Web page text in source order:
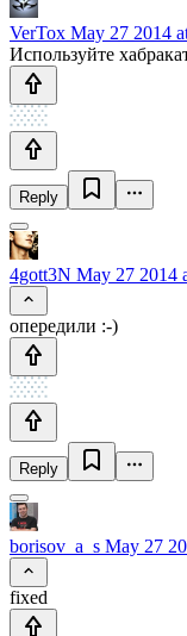
VerTox May 27 2014
Используйте
Reply
4gott3N May 27 2014
опередили :-)
Reply
borisov_a_s May 27
fixed